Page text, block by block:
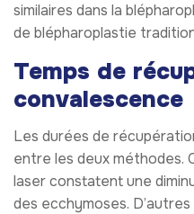
similaires dans la
de blépharoplastie
Temps de
convalescence
Les durées de
entre les deux méthodes.
laser constatent une
des ecchymoses.